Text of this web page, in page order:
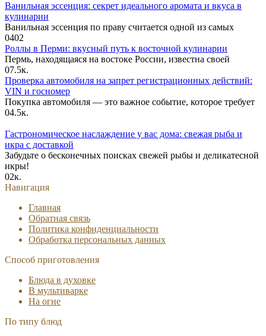
Ванильная эссенция: секрет идеального аромата и вкуса в
кулинарии
Ванильная эссенция по праву считается одной из самых
0402
Роллы в Перми: вкусный путь к восточной кулинарии
Пермь, находящаяся на востоке России, известна своей
07.5к.
Проверка автомобиля на запрет регистрационных действий:
VIN и госномер
Покупка автомобиля — это важное событие, которое требует
04.5к.
Гастрономическое наслаждение у вас дома: свежая рыба и
икра с доставкой
Забудьте о бесконечных поисках свежей рыбы и деликатесной
икры!
02к.
Навигация
Главная
Обратная связь
Политика конфиденциальности
Обработка персональных данных
Способ приготовления
Блюда в духовке
В мультиварке
На огне
По типу блюд